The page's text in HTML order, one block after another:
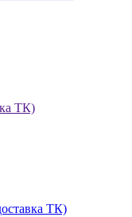
ТК)
ТК)